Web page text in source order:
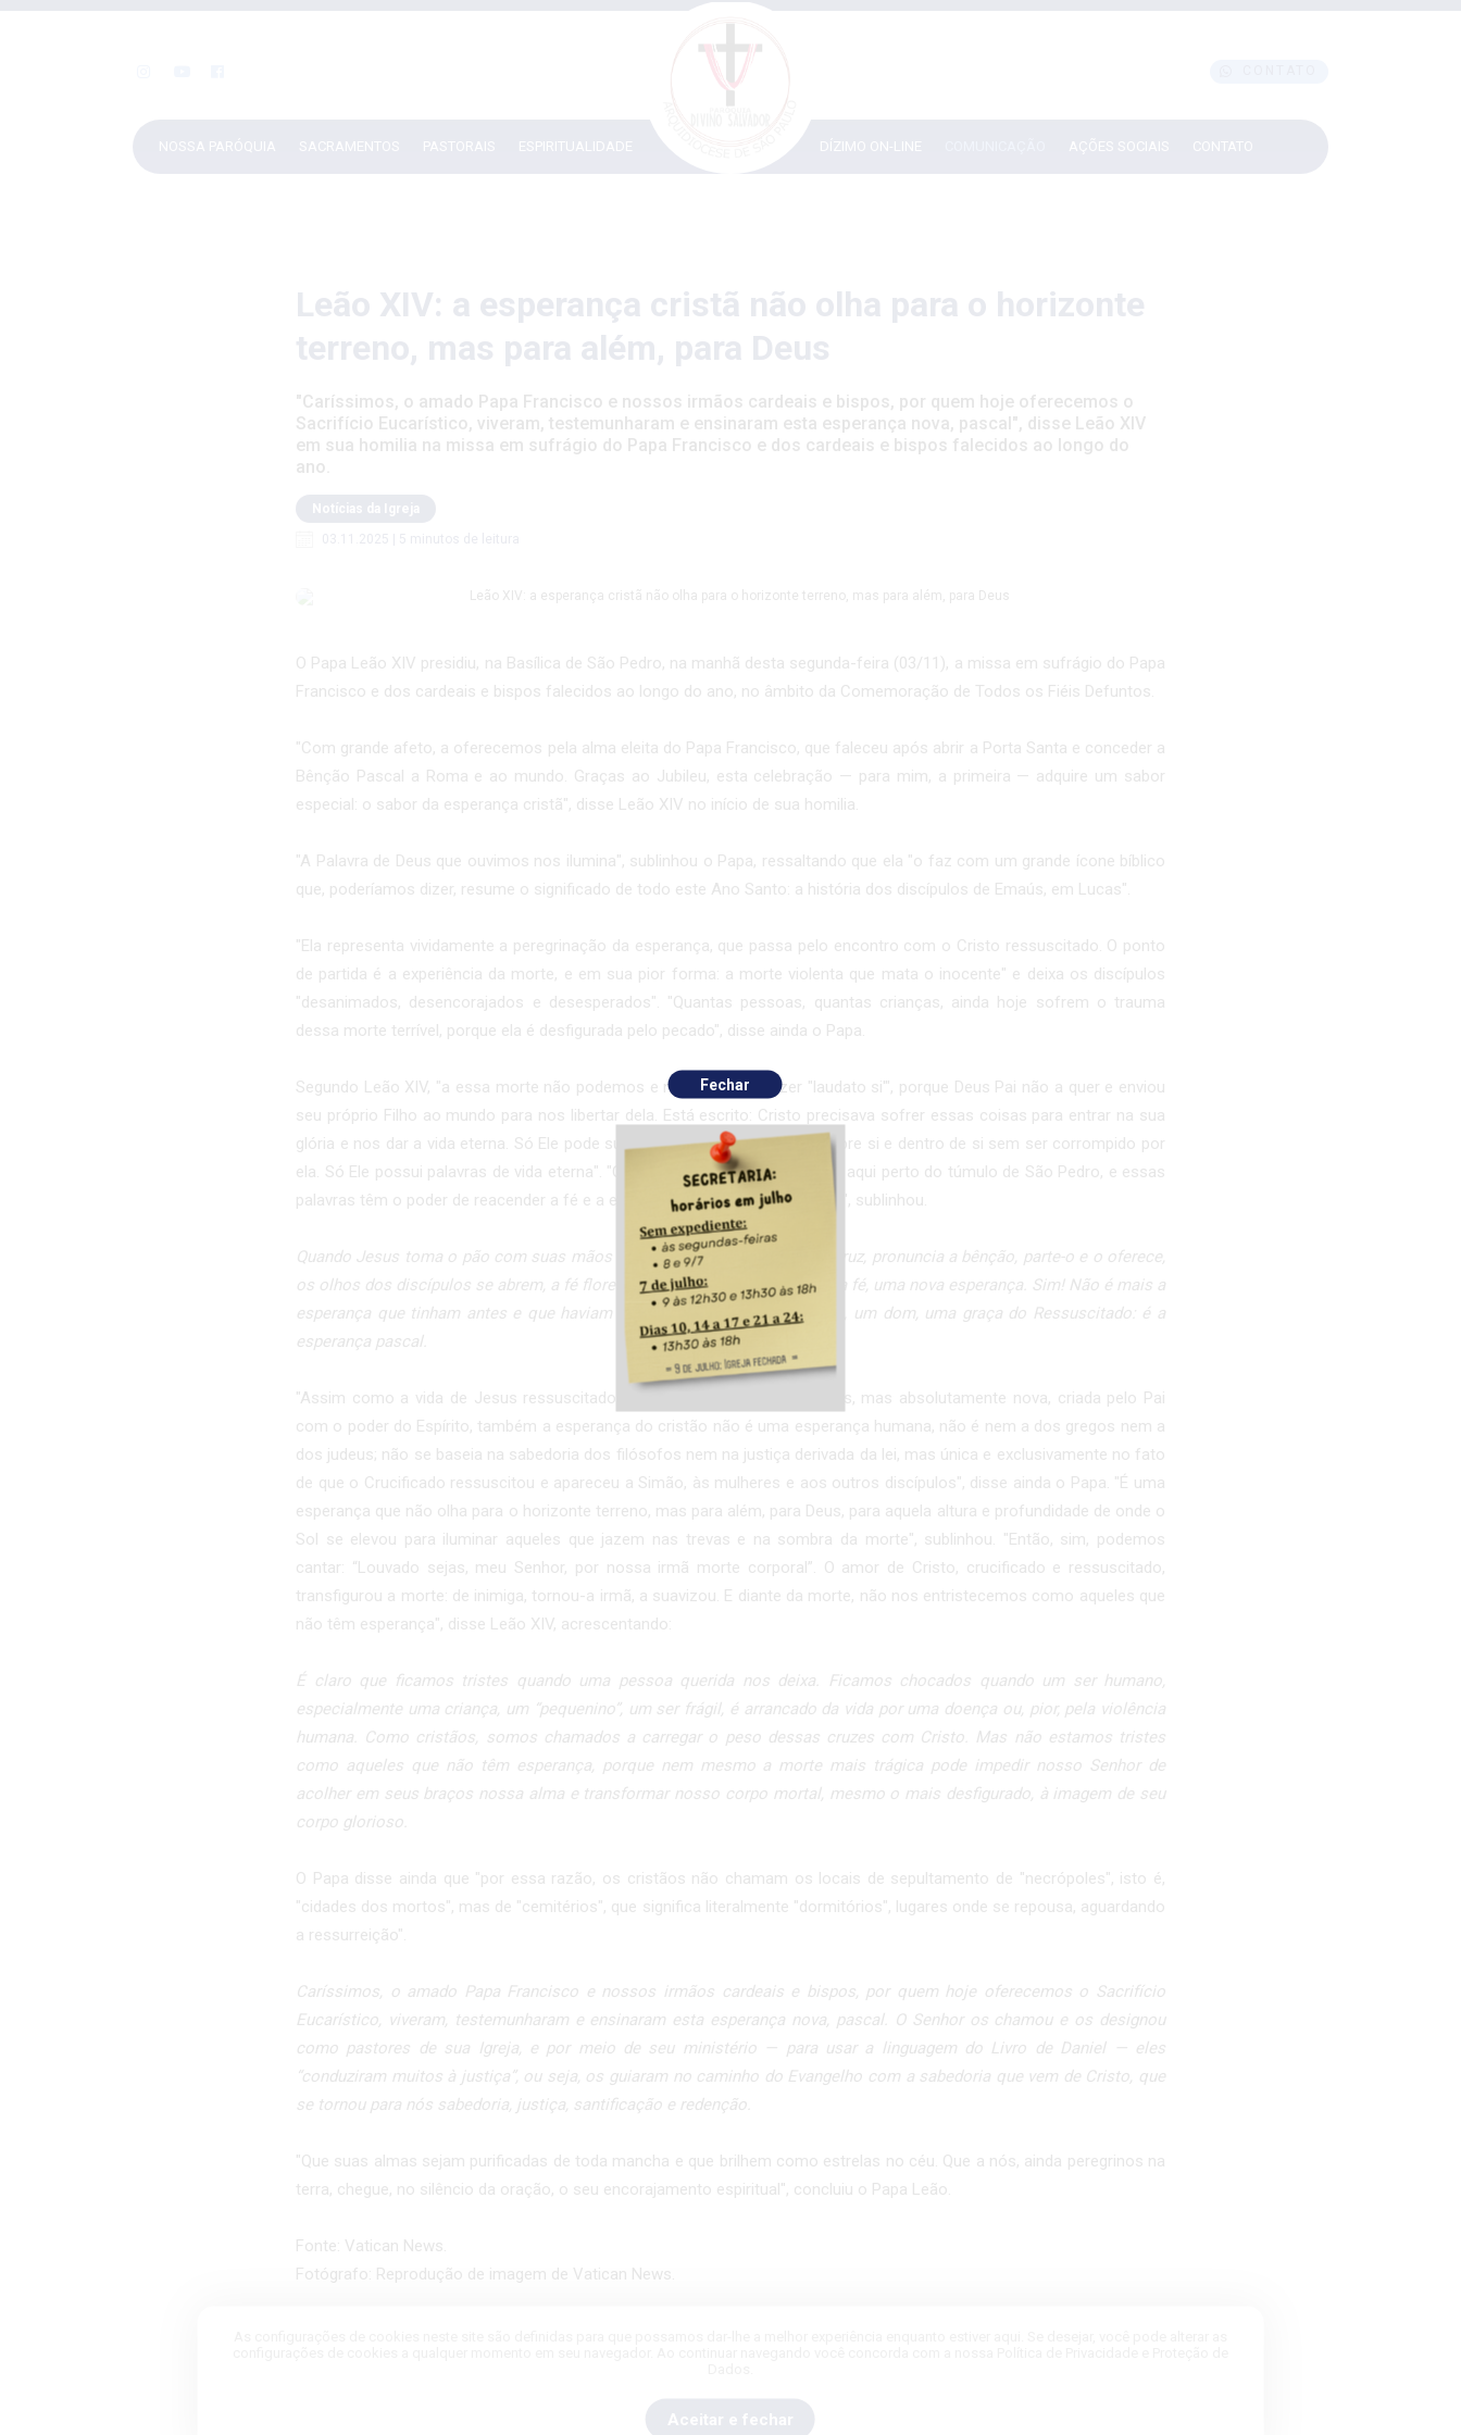
Fechar
"Caríssimos, o amado Papa Francisco e nossos irmãos cardeais e bispos, por quem hoje oferecemos o
Sacrifício Eucarístico, viveram, testemunharam e ensinaram esta esperança nova, pascal", disse Leão XIV
em sua homilia na missa em sufrágio do Papa Francisco e dos cardeais e bispos falecidos ao longo do
ano.
O Papa Leão XIV presidiu, na Basílica de São Pedro, na manhã desta segunda-feira (03/11), a missa em sufrágio do Papa
Francisco e dos cardeais e bispos falecidos ao longo do ano, no âmbito da Comemoração de Todos os Fiéis Defuntos.
"Com grande afeto, a oferecemos pela alma eleita do Papa Francisco, que faleceu após abrir a Porta Santa e conceder a
Bênção Pascal a Roma e ao mundo. Graças ao Jubileu, esta celebração — para mim, a primeira — adquire um sabor
especial: o sabor da esperança cristã", disse Leão XIV no início de sua homilia.
"A Palavra de Deus que ouvimos nos ilumina", sublinhou o Papa, ressaltando que ela "o faz com um grande ícone bíblico
que, poderíamos dizer, resume o significado de todo este Ano Santo: a história dos discípulos de Emaús, em Lucas".
"Ela representa vividamente a peregrinação da esperança, que passa pelo encontro com o Cristo ressuscitado. O ponto
de partida é a experiência da morte, e em sua pior forma: a morte violenta que mata o inocente" e deixa os discípulos
"desanimados, desencorajados e desesperados". "Quantas pessoas, quantas crianças, ainda hoje sofrem o trauma
dessa morte terrível, porque ela é desfigurada pelo pecado", disse ainda o Papa.
Segundo Leão XIV, "a essa morte não podemos e não devemos dizer "laudato si'", porque Deus Pai não a quer e enviou
seu próprio Filho ao mundo para nos libertar dela. Está escrito: Cristo precisava sofrer essas coisas para entrar na sua
glória e nos dar a vida eterna. Só Ele pode suportar esta morte corrupta sobre si e dentro de si sem ser corrompido por
ela. Só Ele possui palavras de vida eterna". "Confessamos isso com tremor aqui perto do túmulo de São Pedro, e essas
palavras têm o poder de reacender a fé e a esperança em nossos corações", sublinhou.
Quando Jesus toma o pão com suas mãos que tinham sido pregadas na cruz, pronuncia a bênção, parte-o e o oferece,
os olhos dos discípulos se abrem, a fé floresce em seus corações e, com a fé, uma nova esperança. Sim! Não é mais a
esperança que tinham antes e que haviam perdido. É uma nova realidade, um dom, uma graça do Ressuscitado: é a
esperança pascal.
"Assim como a vida de Jesus ressuscitado não é mais a mesma de antes, mas absolutamente nova, criada pelo Pai
com o poder do Espírito, também a esperança do cristão não é uma esperança humana, não é nem a dos gregos nem a
dos judeus; não se baseia na sabedoria dos filósofos nem na justiça derivada da lei, mas única e exclusivamente no fato
de que o Crucificado ressuscitou e apareceu a Simão, às mulheres e aos outros discípulos", disse ainda o Papa. "É uma
esperança que não olha para o horizonte terreno, mas para além, para Deus, para aquela altura e profundidade de onde o
Sol se elevou para iluminar aqueles que jazem nas trevas e na sombra da morte", sublinhou. "Então, sim, podemos
cantar: “Louvado sejas, meu Senhor, por nossa irmã morte corporal”. O amor de Cristo, crucificado e ressuscitado,
transfigurou a morte: de inimiga, tornou-a irmã, a suavizou. E diante da morte, não nos entristecemos como aqueles que
não têm esperança", disse Leão XIV, acrescentando:
É claro que ficamos tristes quando uma pessoa querida nos deixa. Ficamos chocados quando um ser humano,
especialmente uma criança, um “pequenino”, um ser frágil, é arrancado da vida por uma doença ou, pior, pela violência
humana. Como cristãos, somos chamados a carregar o peso dessas cruzes com Cristo. Mas não estamos tristes
como aqueles que não têm esperança, porque nem mesmo a morte mais trágica pode impedir nosso Senhor de
acolher em seus braços nossa alma e transformar nosso corpo mortal, mesmo o mais desfigurado, à imagem de seu
corpo glorioso.
O Papa disse ainda que "por essa razão, os cristãos não chamam os locais de sepultamento de "necrópoles", isto é,
"cidades dos mortos", mas de "cemitérios", que significa literalmente "dormitórios", lugares onde se repousa, aguardando
a ressurreição".
Caríssimos, o amado Papa Francisco e nossos irmãos cardeais e bispos, por quem hoje oferecemos o Sacrifício
Eucarístico, viveram, testemunharam e ensinaram esta esperança nova, pascal. O Senhor os chamou e os designou
como pastores de sua Igreja, e por meio de seu ministério — para usar a linguagem do Livro de Daniel — eles
“conduziram muitos à justiça”, ou seja, os guiaram no caminho do Evangelho com a sabedoria que vem de Cristo, que
se tornou para nós sabedoria, justiça, santificação e redenção.
"Que suas almas sejam purificadas de toda mancha e que brilhem como estrelas no céu. Que a nós, ainda peregrinos na
terra, chegue, no silêncio da oração, o seu encorajamento espiritual", concluiu o Papa Leão.
Fonte: Vatican News.
Fotógrafo: Reprodução de imagem de Vatican News.